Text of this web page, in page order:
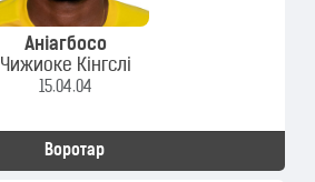
Аніагбосо
Чижиоке Кінгслі
15.04.04
Воротар